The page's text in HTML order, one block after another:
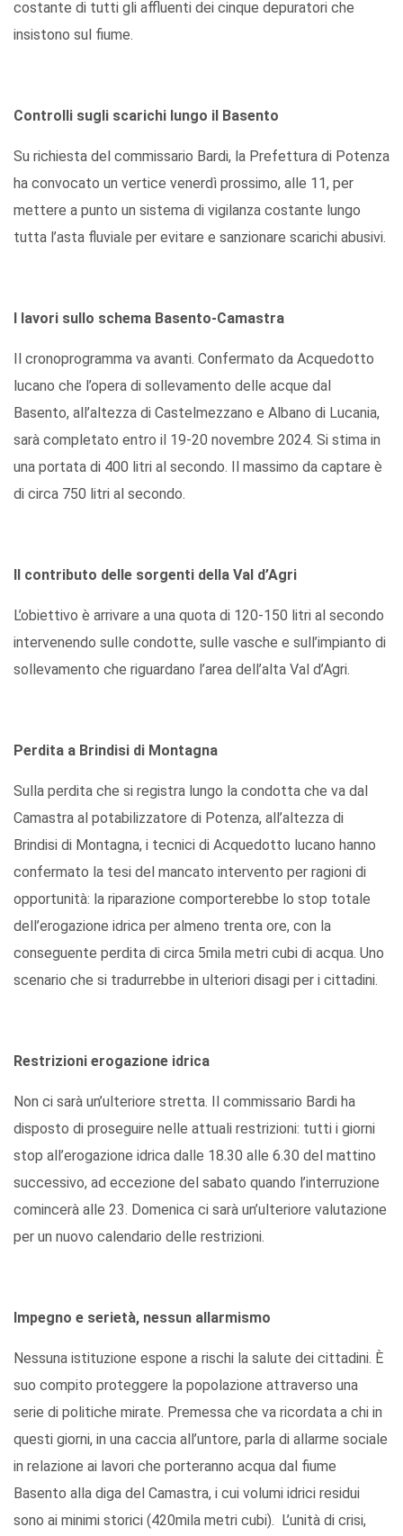
costante di tutti gli affluenti dei cinque depuratori che
insistono sul fiume.
Controlli sugli scarichi lungo il Basento
Su richiesta del commissario Bardi, la Prefettura di Potenza
ha convocato un vertice venerdì prossimo, alle 11, per
mettere a punto un sistema di vigilanza costante lungo
tutta l’asta fluviale per evitare e sanzionare scarichi abusivi.
I lavori sullo schema Basento-Camastra
Il cronoprogramma va avanti. Confermato da Acquedotto
lucano che l’opera di sollevamento delle acque dal
Basento, all’altezza di Castelmezzano e Albano di Lucania,
sarà completato entro il 19-20 novembre 2024. Si stima in
una portata di 400 litri al secondo. Il massimo da captare è
di circa 750 litri al secondo.
Il contributo delle sorgenti della Val d’Agri
L’obiettivo è arrivare a una quota di 120-150 litri al secondo
intervenendo sulle condotte, sulle vasche e sull’impianto di
sollevamento che riguardano l’area dell’alta Val d’Agri.
Perdita a Brindisi di Montagna
Sulla perdita che si registra lungo la condotta che va dal
Camastra al potabilizzatore di Potenza, all’altezza di
Brindisi di Montagna, i tecnici di Acquedotto lucano hanno
confermato la tesi del mancato intervento per ragioni di
opportunità: la riparazione comporterebbe lo stop totale
dell’erogazione idrica per almeno trenta ore, con la
conseguente perdita di circa 5mila metri cubi di acqua. Uno
scenario che si tradurrebbe in ulteriori disagi per i cittadini.
Restrizioni erogazione idrica
Non ci sarà un’ulteriore stretta. Il commissario Bardi ha
disposto di proseguire nelle attuali restrizioni: tutti i giorni
stop all’erogazione idrica dalle 18.30 alle 6.30 del mattino
successivo, ad eccezione del sabato quando l’interruzione
comincerà alle 23. Domenica ci sarà un’ulteriore valutazione
per un nuovo calendario delle restrizioni.
Impegno e serietà, nessun allarmismo
Nessuna istituzione espone a rischi la salute dei cittadini. È
suo compito proteggere la popolazione attraverso una
serie di politiche mirate. Premessa che va ricordata a chi in
questi giorni, in una caccia all’untore, parla di allarme sociale
in relazione ai lavori che porteranno acqua dal fiume
Basento alla diga del Camastra, i cui volumi idrici residui
sono ai minimi storici (420mila metri cubi). L’unità di crisi,